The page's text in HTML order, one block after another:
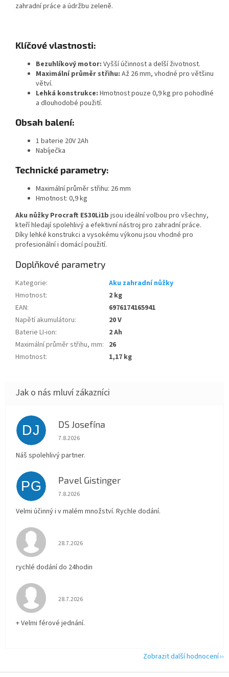
zahradní práce a údržbu zeleně.
Klíčové vlastnosti:
Bezuhlíkový motor: Vyšší účinnost a delší životnost.
Maximální průměr střihu: Až 26 mm, vhodné pro většinu
větví.
Lehká konstrukce: Hmotnost pouze 0,9 kg pro pohodlné
a dlouhodobé použití.
Obsah balení:
1 baterie 20V 2Ah
Nabíječka
Technické parametry:
Maximální průměr střihu: 26 mm
Hmotnost: 0,9 kg
Aku nůžky Procraft ES30Li1b jsou ideální volbou pro všechny,
kteří hledají spolehlivý a efektivní nástroj pro zahradní práce.
Díky lehké konstrukci a vysokému výkonu jsou vhodné pro
profesionální i domácí použití.
Doplňkové parametry
Kategorie:
Aku zahradní nůžky
Hmotnost:
2 kg
EAN:
6976174165941
Napětí akumulátoru:
20 V
Baterie LI-ion:
2 Ah
Maximální průměr střihu, mm: 26
Hmotnost: 1,17 kg
DJ DS Josefína
Hodnocení obchodu je 5 z 5 hvězdiček.
7.8.2026
Náš spolehlivý partner.
PG Pavel Gistinger
Hodnocení obchodu je 5 z 5 hvězdiček.
7.8.2026
Velmi účinný i v malém množství. Rychle dodání.
Hodnocení obchodu je 5 z 5 hvězdiček.
28.7.2026
rychlé dodání do 24hodin
Hodnocení obchodu je 5 z 5 hvězdiček.
28.7.2026
+ Velmi férové jednání.
Zobrazit další hodnocení